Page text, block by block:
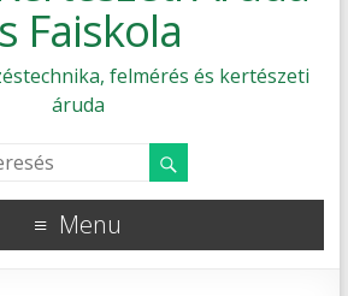
Faiskola
felmérés és kertészeti
áruda
Menu